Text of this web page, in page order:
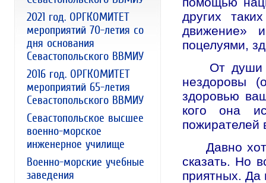
2021 год. ОРГКОМИТЕТ
мероприятий 70-летия со
дня основания
Севастопольского ВВМИУ
2016 год. ОРГКОМИТЕТ
мероприятий 65-летия
Севастопольского ВВМИУ
Севастопольское высшее
военно-морское
инженерное училище
Военно-морские учебные
заведения
других
движение»
поцелуями,
От души
нездоровы
здоровью
кого она
пожирателей
Давно
сказать. Но
приятных. Да